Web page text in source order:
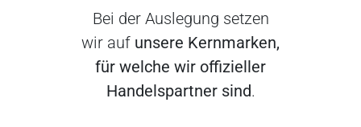
Bei der Auslegung setzen
wir auf unsere Kernmarken,
für welche wir offizieller
Handelspartner sind.